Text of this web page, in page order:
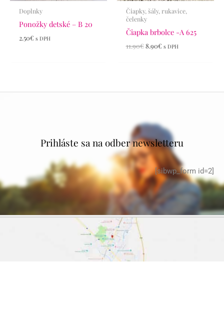
Doplnky
Ponožky detské – B 20
2.50€ s DPH
Čiapky, šály, rukavice,
čelenky
Čiapka brbolce -A 625
11.90€ 8.90€ s DPH
Prihláste sa na odber newsletteru
[sibwp_form id=2]